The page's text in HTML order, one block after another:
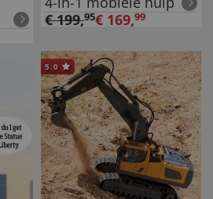
€199,95€ 169,99
5.0